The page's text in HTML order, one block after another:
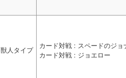
獣人タイプ
カード対戦 : スペードのジョ
カード対戦 : ジョエロー